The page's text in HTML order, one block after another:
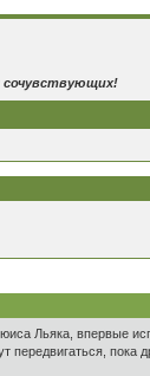
Льяка, впервые
передвигаться, пока